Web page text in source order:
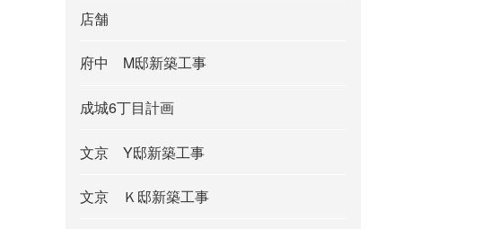
店舗
府中 M邸新築工事
成城6丁目計画
文京 Y邸新築工事
文京 Ｋ邸新築工事